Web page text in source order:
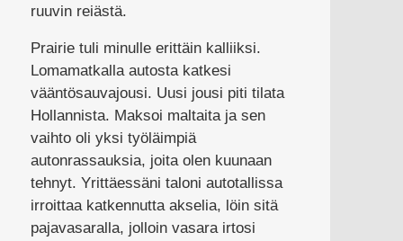
ruuvin reiästä.
Prairie tuli minulle erittäin kalliiksi.
Lomamatkalla autosta katkesi
vääntösauvajousi. Uusi jousi piti tilata
Hollannista. Maksoi maltaita ja sen
vaihto oli yksi työläimpiä
autonrassauksia, joita olen kuunaan
tehnyt. Yrittäessäni taloni autotallissa
irroittaa katkennutta akselia, löin sitä
pajavasaralla, jolloin vasara irtosi